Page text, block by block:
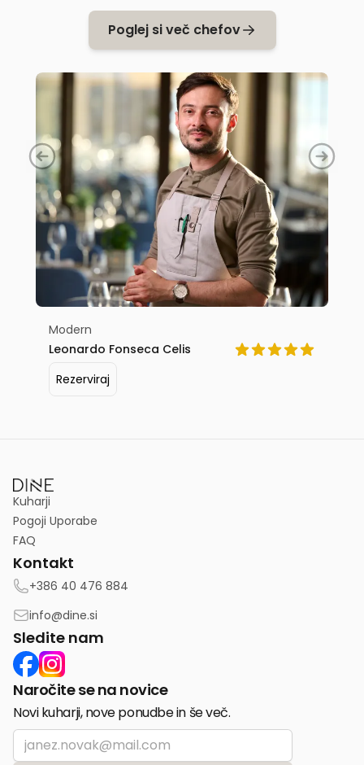
Poglej si več chefov
Modern
Leonardo Fonseca Celis
Rezerviraj
Kuharji
Pogoji Uporabe
FAQ
Kontakt
+386 40 476 884
info@dine.si
Sledite nam
Naročite se na novice
Novi kuharji, nove ponudbe in še več.
Email